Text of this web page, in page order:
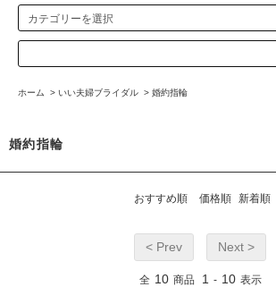
ホーム > いい夫婦ブライダル > 婚約指輪
婚約指輪
おすすめ順 価格順 新着順
< Prev Next >
全 10 商品 1 - 10 表示